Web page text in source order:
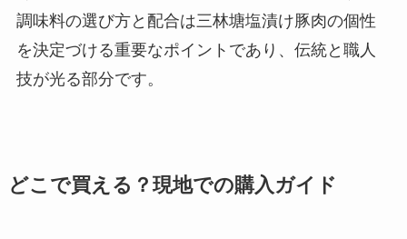
調味料の選び方と配合は三林塘塩漬け豚肉の個性
を決定づける重要なポイントであり、伝統と職人
技が光る部分です。
どこで買える？現地での購入ガイド